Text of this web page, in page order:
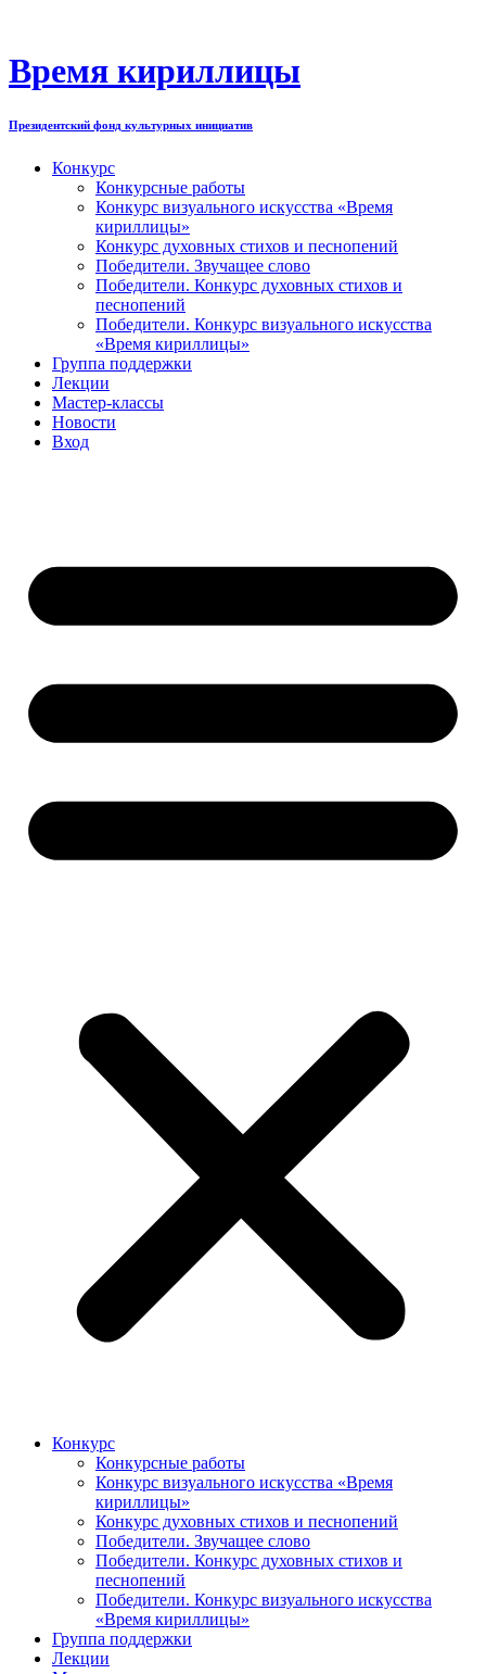
содержимому
Время кириллицы
Президентский фонд культурных инициатив
Конкурс
Конкурсные работы
Конкурс визуального искусства «Время
кириллицы»
Конкурс духовных стихов и песнопений
Победители. Звучащее слово
Победители. Конкурс духовных стихов и
песнопений
Победители. Конкурс визуального искусства
«Время кириллицы»
Группа поддержки
Лекции
Мастер-классы
Новости
Вход
Конкурс
Конкурсные работы
Конкурс визуального искусства «Время
кириллицы»
Конкурс духовных стихов и песнопений
Победители. Звучащее слово
Победители. Конкурс духовных стихов и
песнопений
Победители. Конкурс визуального искусства
«Время кириллицы»
Группа поддержки
Лекции